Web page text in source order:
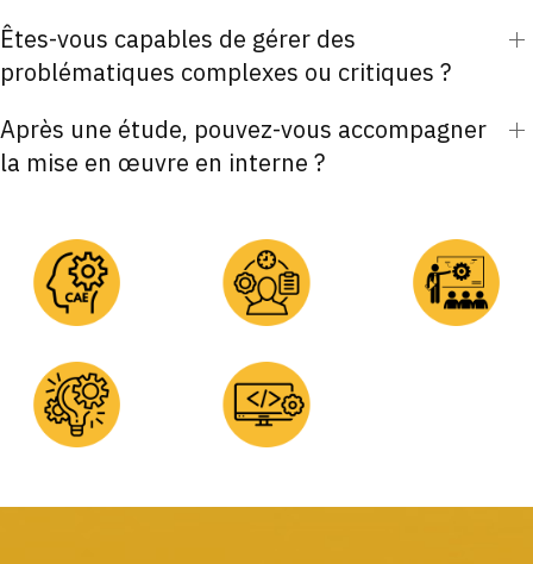
Êtes-vous capables de gérer des
problématiques complexes ou critiques ?
Après une étude, pouvez-vous accompagner
la mise en œuvre en interne ?